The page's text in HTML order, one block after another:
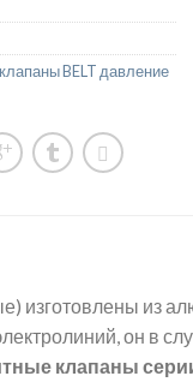
BELT давление
изготовлены из
он в
клапаны